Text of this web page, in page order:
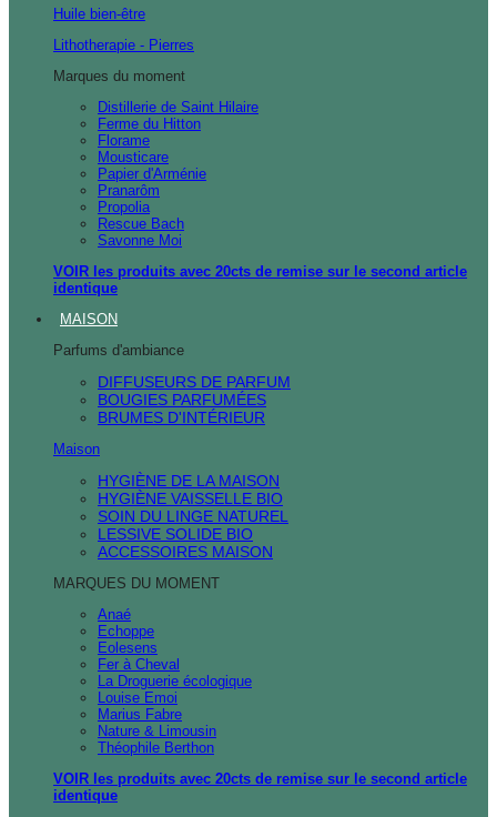
Huile bien-être
Lithotherapie - Pierres
Marques du moment
Distillerie de Saint Hilaire
Ferme du Hitton
Florame
Mousticare
Papier d'Arménie
Pranarôm
Propolia
Rescue Bach
Savonne Moi
VOIR les produits avec 20cts de remise sur le second article
identique
MAISON
Parfums d'ambiance
DIFFUSEURS DE PARFUM
BOUGIES PARFUMÉES
BRUMES D'INTÉRIEUR
Maison
HYGIÈNE DE LA MAISON
HYGIÈNE VAISSELLE BIO
SOIN DU LINGE NATUREL
LESSIVE SOLIDE BIO
ACCESSOIRES MAISON
MARQUES DU MOMENT
Anaé
Echoppe
Eolesens
Fer à Cheval
La Droguerie écologique
Louise Emoi
Marius Fabre
Nature & Limousin
Théophile Berthon
VOIR les produits avec 20cts de remise sur le second article
identique